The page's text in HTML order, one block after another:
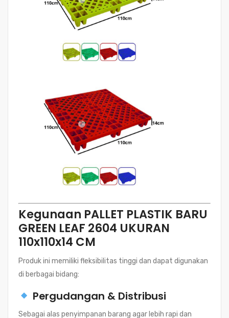
Kegunaan PALLET PLASTIK BARU
GREEN LEAF 2604 UKURAN
110x110x14 CM
Produk ini memiliki fleksibilitas tinggi dan dapat digunakan
di berbagai bidang:
Pergudangan & Distribusi
Sebagai alas penyimpanan barang agar lebih rapi dan